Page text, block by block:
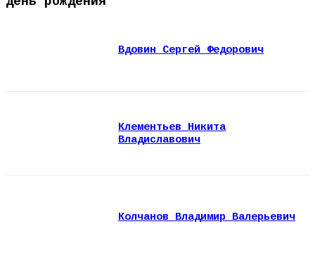
Вдовин Сергей Федорович
Клементьев Никита
Владиславович
Колчанов Владимир Валерьевич